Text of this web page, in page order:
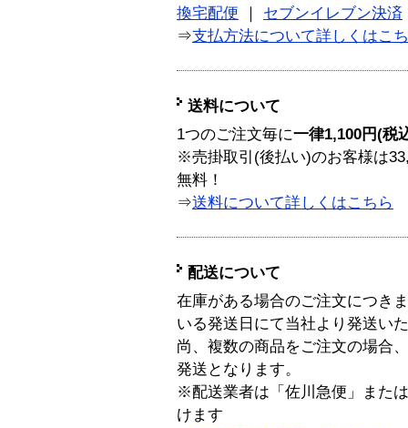
換宅配便
セブンイレブン決済
⇒支払方法について詳しくはこ
送料について
1つのご注文毎に一律1,100円(税
※売掛取引(後払い)のお客様は
無料！
⇒送料について詳しくはこちら
配送について
在庫がある場合のご注文につき
いる発送日にて当社より発送い
尚、複数の商品をご注文の場合
発送となります。
※配送業者は「佐川急便」また
けます